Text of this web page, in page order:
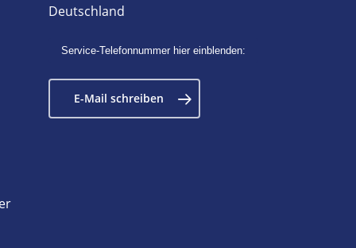
Deutschland
Service-Telefonnummer hier einblenden:
E-Mail schreiben